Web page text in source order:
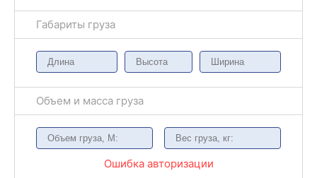
Габариты груза
Объем и масса груза
Ошибка авторизации